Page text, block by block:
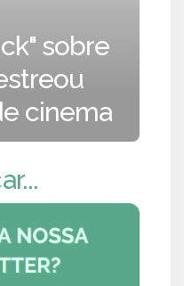
sobre
cinema